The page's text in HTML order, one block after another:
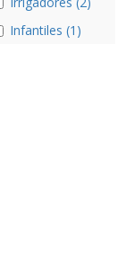
Infantiles (1)